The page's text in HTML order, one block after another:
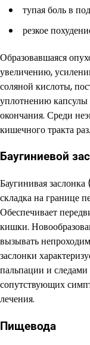
тупая боль в
резкое
Образовавшаяся
увеличению,
соляной кислоты,
уплотнению
окончания. Среди
кишечного тракта
Баугиниевой
Баугинивая
складка на границе
Обеспечивает
кишки.
вызывать
заслонки
пальпации и
сопутствующих
лечения.
Пищевода